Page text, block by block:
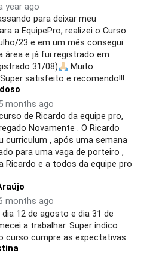
year ago
para deixar meu
a EquipePro, realizei o Curso
23 e em um mês consegui
área e já fui registrado em
31/08)
Muito
satisfeito e recomendo!!!
months ago
de Ricardo da equipe pro,
Novamente . O Ricardo
curriculum , após uma semana
para uma vaga de porteiro ,
Ricardo e a todos da equipe pro
months ago
12 de agosto e dia 31 de
a trabalhar. Super indico
curso cumpre as expectativas.